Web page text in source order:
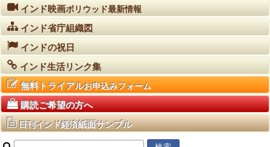
インド映画ボリウッド最新情報
インド省庁組織図
インドの祝日
インド生活リンク集
無料トライアルお申込みフォーム
購読ご希望の方へ
日刊インド経済紙面サンプル